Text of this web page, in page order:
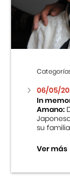
Centro
Cursos
Museo
Fondo
Teatro
06/05/
In
Amano:
su familia
Ver más